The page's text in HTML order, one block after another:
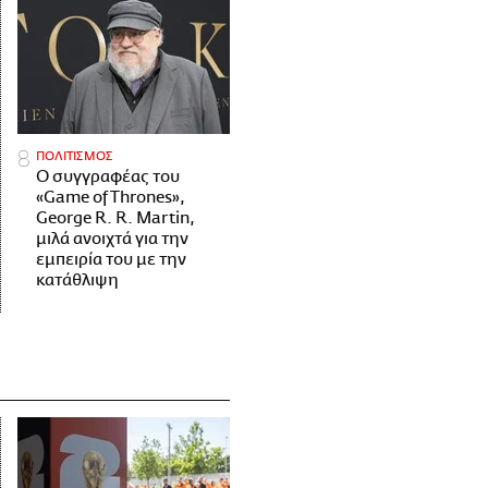
ΠΟΛΙΤΙΣΜΟΣ
Ο συγγραφέας του
«Game of Thrones»,
George R. R. Martin,
μιλά ανοιχτά για την
εμπειρία του με την
κατάθλιψη